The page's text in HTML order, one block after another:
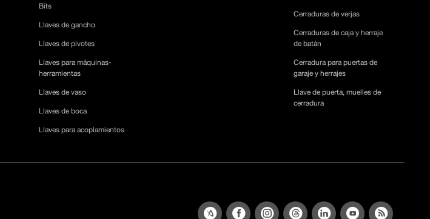
Bits
Llaves de gancho
Llaves de pivotes
Llaves para máquinas-
herramientas
Llaves de vaso
Llaves de boca
Llaves para acoplamientos
Cerraduras de verjas
Cerraduras de caja y herraje
de batán
Cerradura para puertas de
garaje y herrajes
Llave de puerta, muelles de
cerradura